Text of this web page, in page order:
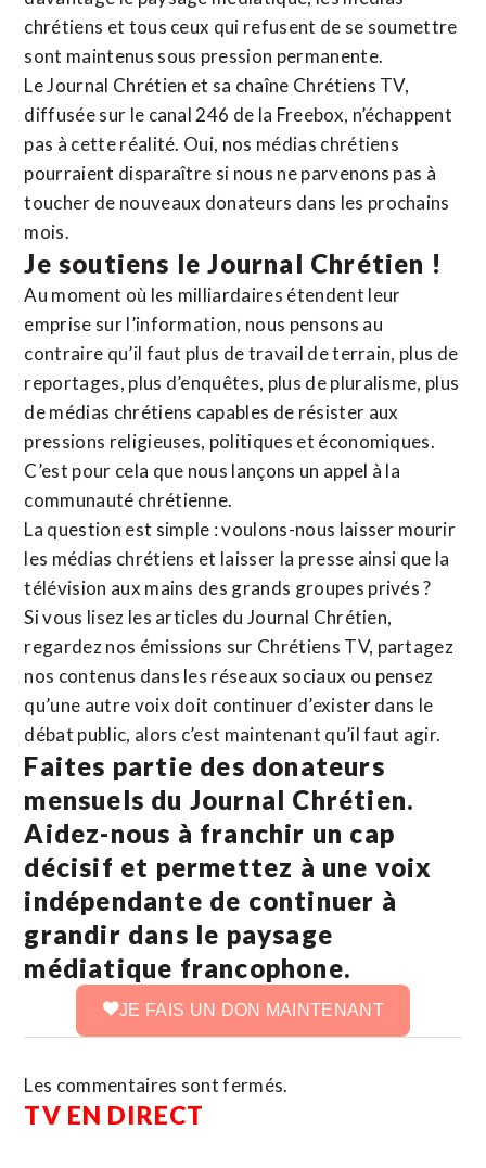
chrétiens et tous ceux qui refusent de se soumettre
sont maintenus sous pression permanente.
Le Journal Chrétien et sa chaîne Chrétiens TV,
diffusée sur le canal 246 de la Freebox, n’échappent
pas à cette réalité. Oui, nos médias chrétiens
pourraient disparaître si nous ne parvenons pas à
toucher de nouveaux donateurs dans les prochains
mois.
Je soutiens le Journal Chrétien !
Au moment où les milliardaires étendent leur
emprise sur l’information, nous pensons au
contraire qu’il faut plus de travail de terrain, plus de
reportages, plus d’enquêtes, plus de pluralisme, plus
de médias chrétiens capables de résister aux
pressions religieuses, politiques et économiques.
C’est pour cela que nous lançons un appel à la
communauté chrétienne.
La question est simple : voulons-nous laisser mourir
les médias chrétiens et laisser la presse ainsi que la
télévision aux mains des grands groupes privés ?
Si vous lisez les articles du Journal Chrétien,
regardez nos émissions sur Chrétiens TV, partagez
nos contenus dans les réseaux sociaux ou pensez
qu’une autre voix doit continuer d’exister dans le
débat public, alors c’est maintenant qu’il faut agir.
Faites partie des donateurs
mensuels du Journal Chrétien.
Aidez-nous à franchir un cap
décisif et permettez à une voix
indépendante de continuer à
grandir dans le paysage
médiatique francophone.
JE FAIS UN DON MAINTENANT
Les commentaires sont fermés.
TV EN DIRECT